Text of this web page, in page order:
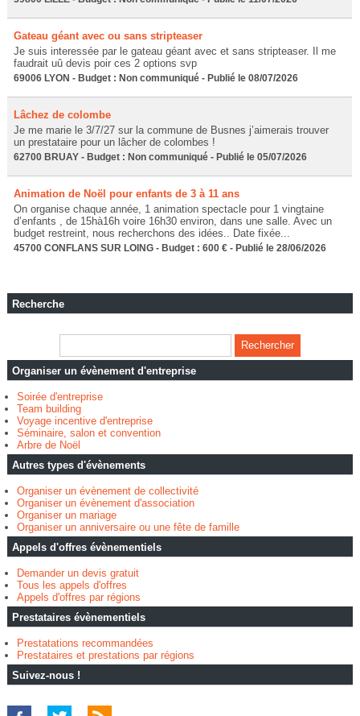
Gateau géant avec ou sans stripteaser
Je suis interessée par le gateau géant avec et sans stripteaser. Il me
faudrait uû devis poir ces 2 options svp
69006 LYON - Budget : Non communiqué - Publié le 08/07/2026
Lâchez de colombe
Je me marie le 3/7/27 sur la commune de Busnes j’aimerais trouver
un prestataire pour un lâcher de colombes !
62700 BRUAY - Budget : Non communiqué - Publié le 05/07/2026
Animation de Noël pour enfants de 3 à 11 ans
On organise chaque année, 1 animation spectacle pour 1 vingtaine
d’enfants , de 15hà16h voire 16h30 environ, dans une salle. Avec un
budget restreint, nous recherchons des idées.. Date fixée...
45700 CONFLANS SUR LOING - Budget : 600 € - Publié le 28/06/2026
Recherche
Organiser un évènement d'entreprise
Soirée d'entreprise
Team building
Voyage incentive d'entreprise
Séminaire, salon et convention
Arbre de Noël
Autres types d'évènements
Organiser un évènement de collectivité
Organiser un évènement d'association
Organiser un mariage
Organiser un anniversaire ou une fête de famille
Appels d'offres évènementiels
Demander un devis gratuit
Tous les appels d'offres
Appels d'offres par régions
Prestataires évènementiels
Prestatations recommandées
Prestataires et prestations par régions
Suivez-nous !